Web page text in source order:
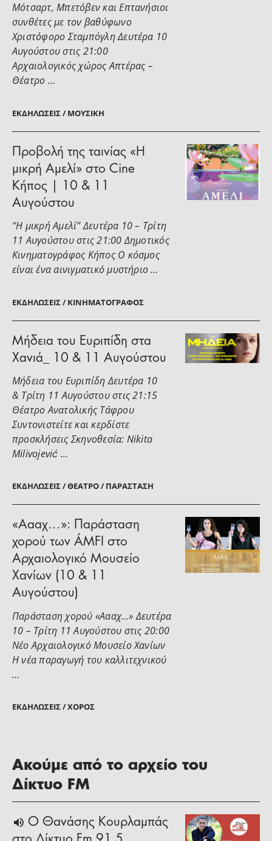
ΕΚΔΗΛΏΣΕΙΣ / ΜΟΥΣΙΚΉ
Μότσαρτ, Μπετόβεν και Επτανήσιοι
συνθέτες με τον βαθύφωνο
Χριστόφορο Σταμπόγλη Δευτέρα 10
Αυγούστου στις 21:00
Αρχαιολογικός χώρος Απτέρας –
Θέατρο …
ΕΚΔΗΛΏΣΕΙΣ / ΚΙΝΗΜΑΤΟΓΡΆΦΟΣ
Προβολή της ταινίας «Η
μικρή Αμελί» στο Cine
Κήπος | 10 & 11
Αυγούστου
“Η μικρή Αμελί” Δευτέρα 10 – Τρίτη
11 Αυγούστου στις 21:00 Δημοτικός
Κινηματογράφος Κήπος Ο κόσμος
είναι ένα αινιγματικό μυστήριο …
ΕΚΔΗΛΏΣΕΙΣ / ΘΈΑΤΡΟ / ΠΑΡΆΣΤΑΣΗ
Μήδεια του Ευριπίδη στα
Χανιά_ 10 & 11 Αυγούστου
Μήδεια του Ευριπίδη Δευτέρα 10
& Τρίτη 11 Αυγούστου στις 21:15
Θέατρο Ανατολικής Τάφρου
Συντονιστείτε και κερδίστε
προσκλήσεις Σκηνοθεσία: Nikita
Milivojević …
ΕΚΔΗΛΏΣΕΙΣ / ΧΟΡΌΣ
«Αααχ…»: Παράσταση
χορού των ÁMFI στο
Αρχαιολογικό Μουσείο
Χανίων (10 & 11
Αυγούστου)
Παράσταση χορού «Αααχ…» Δευτέρα
10 – Τρίτη 11 Αυγούστου στις 20:00
Νέο Αρχαιολογικό Μουσείο Χανίων
Η νέα παραγωγή του καλλιτεχνικού
…
Ακούμε από το αρχείο του
Δίκτυο FM
Ο Θανάσης Κουρλαμπάς